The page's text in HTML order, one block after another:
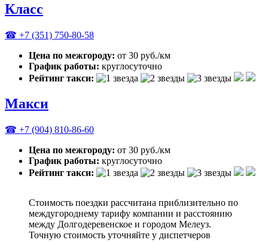
Класс
☎ +7 (351) 750-80-58
Цена по межгороду: от 30 руб./км
График работы: круглосуточно
Рейтинг такси:
Макси
☎ +7 (904) 810-86-60
Цена по межгороду: от 30 руб./км
График работы: круглосуточно
Рейтинг такси:
Стоимость поездки рассчитана приблизительно по
междугороднему тарифу компании и расстоянию
между Долгодеревенское и городом Мелеуз.
Точную стоимость уточняйте у диспетчеров